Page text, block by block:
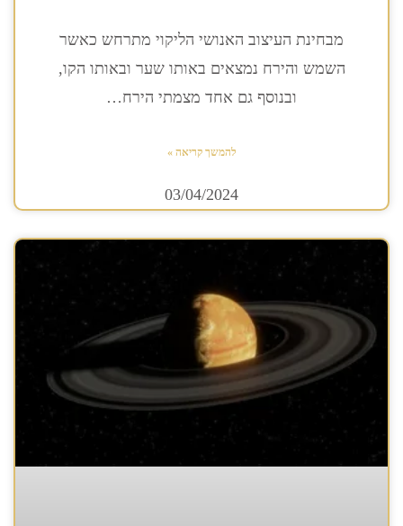
מבחינת העיצוב האנושי הליקוי מתרחש כאשר
השמש והירח נמצאים באותו שער ובאותו הקו,
ובנוסף גם אחד מצמתי הירח…
להמשך קריאה »
03/04/2024